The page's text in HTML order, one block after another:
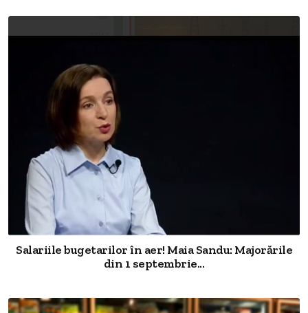
Salariile bugetarilor în aer! Maia Sandu: Majorările
din 1 septembrie...